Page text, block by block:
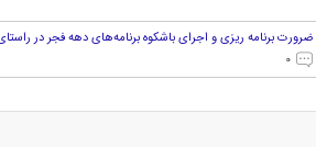
ضرورت برنامه ریزی و اجرای باشکوه برنامه‌های دهه فجر در
۰